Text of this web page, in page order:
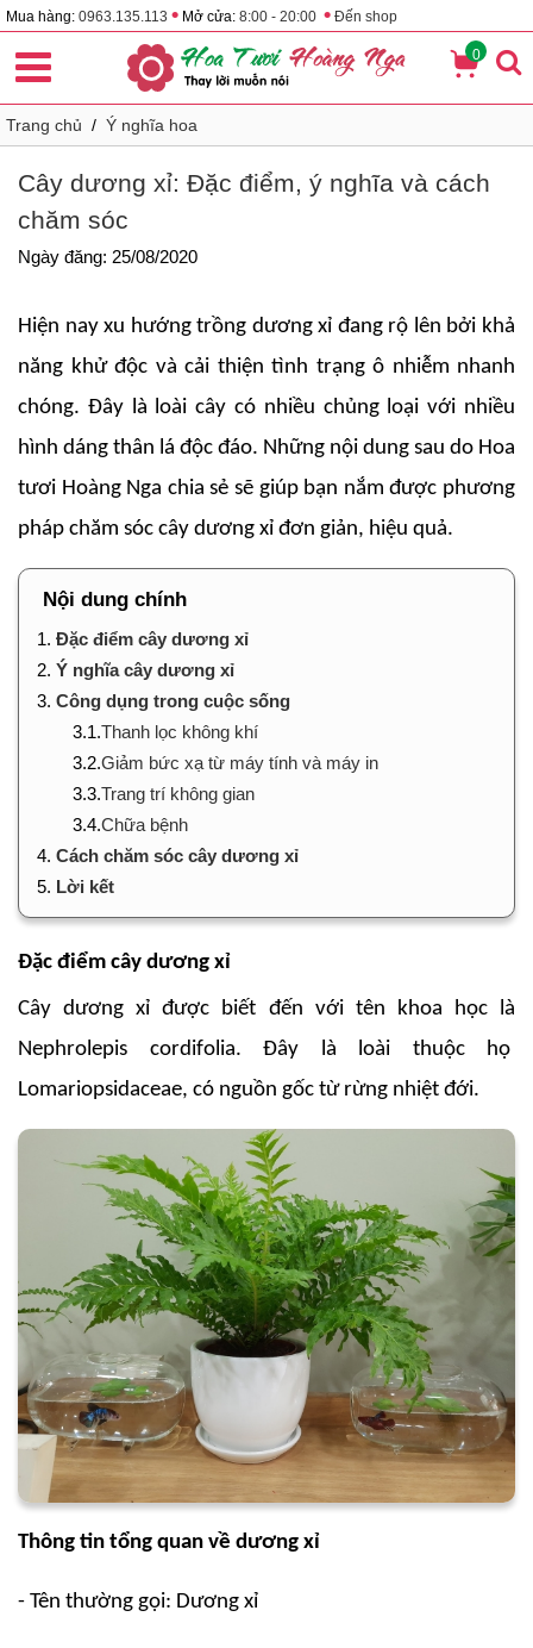
Mua hàng: 0963.135.113 • Mở cửa: 8:00 - 20:00 • Đến shop
0
Trang chủ / Ý nghĩa hoa
Cây dương xỉ: Đặc điểm, ý nghĩa và cách
chăm sóc
Ngày đăng: 25/08/2020
Hiện nay xu hướng trồng dương xỉ đang rộ lên bởi khả
năng khử độc và cải thiện tình trạng ô nhiễm nhanh
chóng. Đây là loài cây có nhiều chủng loại với nhiều
hình dáng thân lá độc đáo. Những nội dung sau do Hoa
tươi Hoàng Nga chia sẻ sẽ giúp bạn nắm được phương
pháp chăm sóc cây dương xỉ đơn giản, hiệu quả.
Nội dung chính
1. Đặc điểm cây dương xỉ
2. Ý nghĩa cây dương xỉ
3. Công dụng trong cuộc sống
3.1.Thanh lọc không khí
3.2.Giảm bức xạ từ máy tính và máy in
3.3.Trang trí không gian
3.4.Chữa bệnh
4. Cách chăm sóc cây dương xỉ
5. Lời kết
Đặc điểm cây dương xỉ
Cây dương xỉ được biết đến với tên khoa học là
Nephrolepis cordifolia. Đây là loài thuộc họ
Lomariopsidaceae, có nguồn gốc từ rừng nhiệt đới.
Thông tin tổng quan về dương xỉ
- Tên thường gọi: Dương xỉ